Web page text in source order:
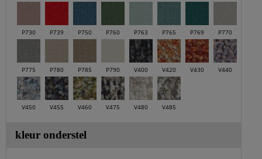
P730 P739 P750 P760 P763 P765 P769 P770
P775 P780 P785 P790 V400 V420 V430 V440
V450 V455 V460 V475 V480 V485
kleur onderstel